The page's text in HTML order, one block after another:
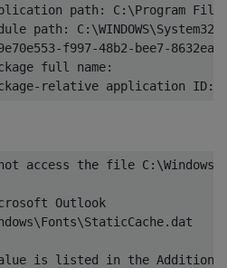
path: C:\Program Files
path:
f997-48b2-bee7-
full name:
access the file
Outlook
is listed in the